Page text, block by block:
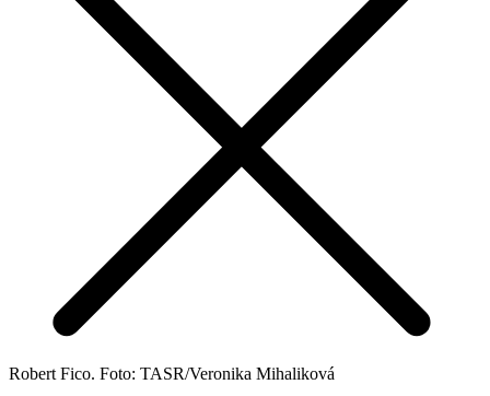
Robert Fico. Foto: TASR/Veronika Mihaliková